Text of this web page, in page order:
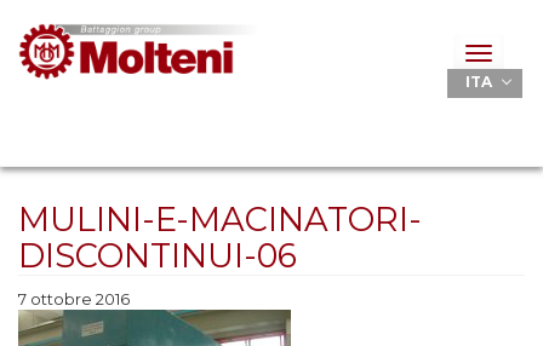
Toggle
ITA
MULINI-E-MACINATORI-
DISCONTINUI-06
7 ottobre 2016